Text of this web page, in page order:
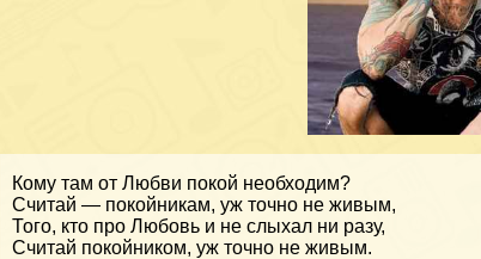
Кому там от Любви покой необходим?
Считай — покойникам, уж точно не живым,
Того, кто про Любовь и не слыхал ни разу,
Считай покойником, уж точно не живым.